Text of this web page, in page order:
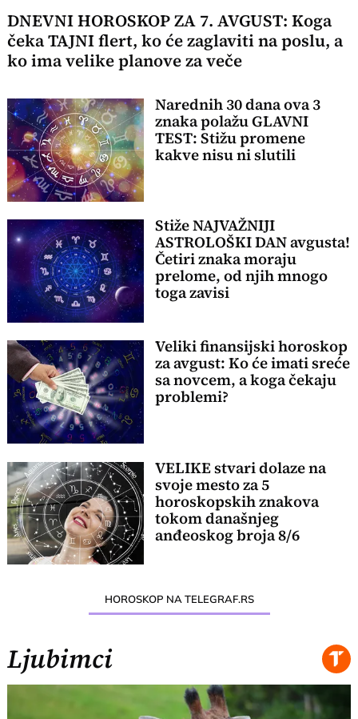
DNEVNI HOROSKOP ZA 7. AVGUST: Koga
čeka TAJNI flert, ko će zaglaviti na poslu, a
ko ima velike planove za veče
Narednih 30 dana ova 3
znaka polažu GLAVNI
TEST: Stižu promene
kakve nisu ni slutili
Stiže NAJVAŽNIJI
ASTROLOŠKI DAN avgusta!
Četiri znaka moraju
prelome, od njih mnogo
toga zavisi
Veliki finansijski horoskop
za avgust: Ko će imati sreće
sa novcem, a koga čekaju
problemi?
VELIKE stvari dolaze na
svoje mesto za 5
horoskopskih znakova
tokom današnjeg
anđeoskog broja 8/6
HOROSKOP NA TELEGRAF.RS
Ljubimci